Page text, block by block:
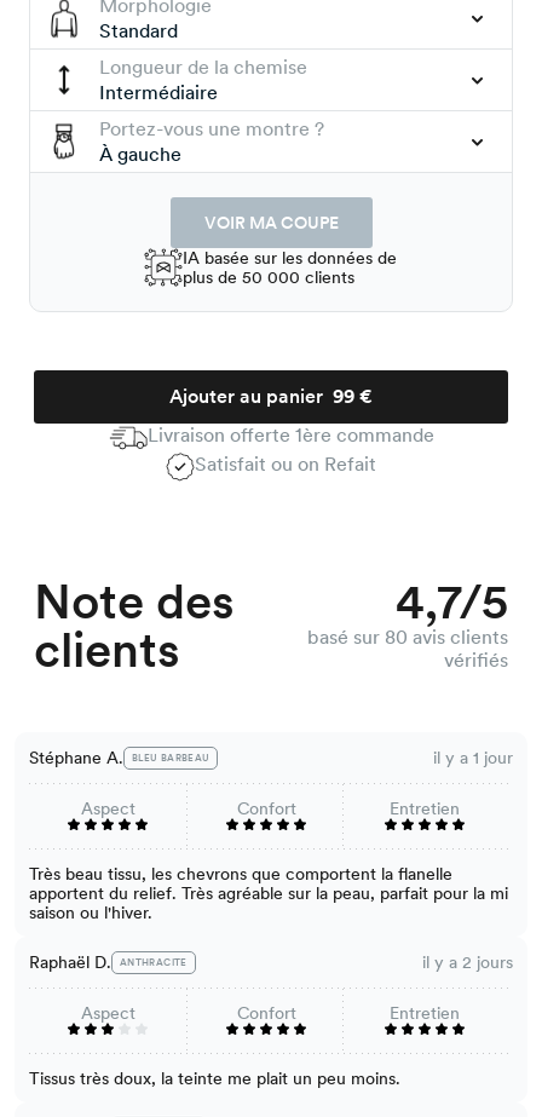
Morphologie
Standard
Longueur de la chemise
Intermédiaire
Portez-vous une montre ?
À gauche
VOIR MA COUPE
IA basée sur les données de
plus de 50 000 clients
Ajouter au panier
Livraison offerte 1ère commande
Satisfait ou on Refait
Note des
clients
4,7/5
basé sur 80 avis clients
vérifiés
Stéphane A. BLEU BARBEAU il y a 1 jour
Aspect Confort Entretien
Très beau tissu, les chevrons que comportent la flanelle
apportent du relief. Très agréable sur la peau, parfait pour la mi
saison ou l'hiver.
Raphaël D. ANTHRACITE il y a 2 jours
Aspect Confort Entretien
Tissus très doux, la teinte me plait un peu moins.